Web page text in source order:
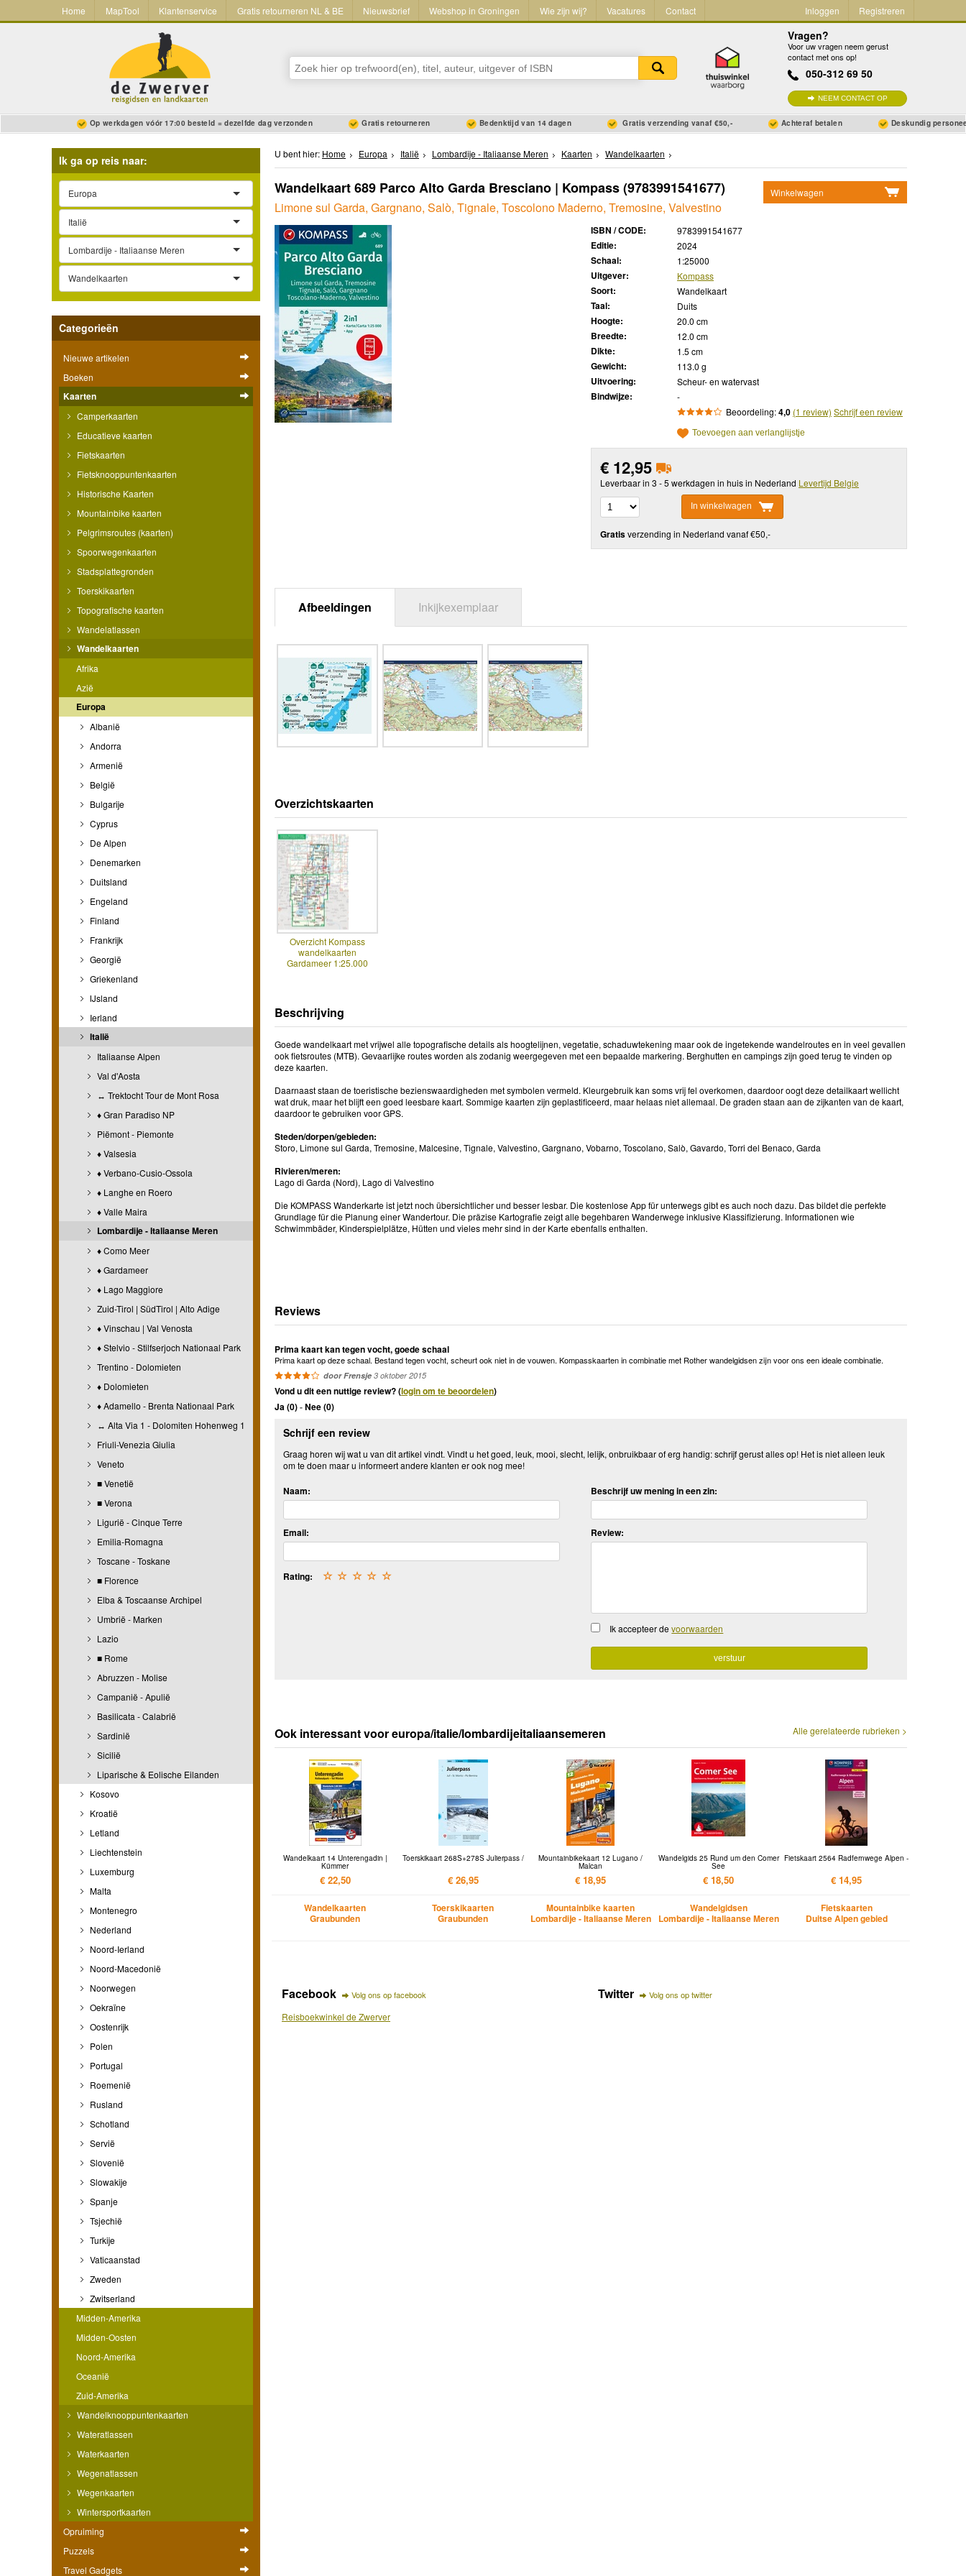
Home MapTool Klantenservice Gratis retourneren NL & BE Nieuwsbrief Webshop in Groningen Wie zijn wij? Vacatures Contact Inloggen Registreren
Vragen?
Voor uw vragen neem gerust
contact met ons op!
050-312 69 50
NEEM CONTACT OP
Op werkdagen vóór 17:00 besteld = dezelfde dag verzonden Gratis retourneren Bedenktijd van 14 dagen Gratis verzending vanaf €50,- Achteraf betalen Deskundig
Ik ga op reis naar:
Europa
Italië
Lombardije - Italiaanse Meren
Wandelkaarten
Categorieën
Nieuwe artikelen
Boeken
Kaarten
Camperkaarten
Educatieve kaarten
Fietskaarten
Fietsknooppuntenkaarten
Historische Kaarten
Mountainbike kaarten
Pelgrimsroutes (kaarten)
Spoorwegenkaarten
Stadsplattegronden
Toerskikaarten
Topografische kaarten
Wandelatlassen
Wandelkaarten
Afrika
Azië
Europa
Albanië
Andorra
Armenië
België
Bulgarije
Cyprus
De Alpen
Denemarken
Duitsland
Engeland
Finland
Frankrijk
Georgië
Griekenland
IJsland
Ierland
Italië
Italiaanse Alpen
Val d'Aosta
↔ Trektocht Tour de Mont Rosa
♦ Gran Paradiso NP
Piëmont - Piemonte
♦ Valsesia
♦ Verbano-Cusio-Ossola
♦ Langhe en Roero
♦ Valle Maira
Lombardije - Italiaanse Meren
♦ Como Meer
♦ Gardameer
♦ Lago Maggiore
Zuid-Tirol | SüdTirol | Alto Adige
♦ Vinschau | Val Venosta
♦ Stelvio - Stilfserjoch Nationaal Park
Trentino - Dolomieten
♦ Dolomieten
♦ Adamello - Brenta Nationaal Park
↔ Alta Via 1 - Dolomiten Hohenweg 1
Friuli-Venezia Giulia
Veneto
■ Venetië
■ Verona
Ligurië - Cinque Terre
Emilia-Romagna
Toscane - Toskane
■ Florence
Elba & Toscaanse Archipel
Umbrië - Marken
Lazio
■ Rome
Abruzzen - Molise
Campanië - Apulië
Basilicata - Calabrië
Sardinië
Sicilië
Liparische & Eolische Eilanden
Kosovo
Kroatië
Letland
Liechtenstein
Luxemburg
Malta
Montenegro
Nederland
Noord-Ierland
Noord-Macedonië
Noorwegen
Oekraïne
Oostenrijk
Polen
Portugal
Roemenië
Rusland
Schotland
Servië
Slovenië
Slowakije
Spanje
Tsjechië
Turkije
Vaticaanstad
Zweden
Zwitserland
Midden-Amerika
Midden-Oosten
Noord-Amerika
Oceanië
Zuid-Amerika
Wandelknooppuntenkaarten
Wateratlassen
Waterkaarten
Wegenatlassen
Wegenkaarten
Wintersportkaarten
Opruiming
Puzzels
Travel Gadgets
U bent hier: Home Europa Italië Lombardije - Italiaanse Meren Kaarten Wandelkaarten
Winkelwagen
Wandelkaart 689 Parco Alto Garda Bresciano | Kompass(9783991541677)
Limone sul Garda, Gargnano, Salò, Tignale, Toscolono Maderno, Tremosine, Valvestino
ISBN / CODE: 9783991541677
Editie: 2024
Schaal: 1:25000
Uitgever: Kompass
Soort: Wandelkaart
Taal: Duits
Hoogte: 20.0 cm
Breedte: 12.0 cm
Dikte: 1.5 cm
Gewicht: 113.0 g
Uitvoering: Scheur- en watervast
Bindwijze:
-
Beoordeling:4,0 (1 review) Schrijf een review
Toevoegen aan verlanglijstje
€ 12,95
Leverbaar in 3 - 5 werkdagen in huis in Nederland Levertijd Belgie
In winkelwagen
Gratisverzending in Nederland vanaf €50,-
Afbeeldingen Inkijkexemplaar
Overzichtskaarten
Overzicht Kompass
wandelkaarten
Gardameer 1:25.000
Beschrijving
Goede wandelkaart met vrijwel alle topografische details als hoogtelijnen, vegetatie, schaduwtekening maar ook de ingetekende wandelroutes en in veel gevallen
ook fietsroutes (MTB). Gevaarlijke routes worden als zodanig weergegeven met een bepaalde markering. Berghutten en campings zijn goed terug te vinden op
deze kaarten.
Daarnaast staan de toeristische bezienswaardigheden met symbolen vermeld. Kleurgebruik kan soms vrij fel overkomen, daardoor oogt deze detailkaart wellicht
wat druk, maar het blijft een goed leesbare kaart. Sommige kaarten zijn geplastificeerd, maar helaas niet allemaal. De graden staan aan de zijkanten van de kaart,
daardoor te gebruiken voor GPS.
Steden/dorpen/gebieden:
Storo, Limone sul Garda, Tremosine, Malcesine, Tignale, Valvestino, Gargnano, Vobarno, Toscolano, Salò, Gavardo, Torri del Benaco, Garda
Rivieren/meren:
Lago di Garda (Nord), Lago di Valvestino
Die KOMPASS Wanderkarte ist jetzt noch übersichtlicher und besser lesbar. Die kostenlose App für unterwegs gibt es auch noch dazu. Das bildet die perfekte
Grundlage für die Planung einer Wandertour. Die präzise Kartografie zeigt alle begehbaren Wanderwege inklusive Klassifizierung. Informationen wie
Schwimmbäder, Kinderspielplätze, Hütten und vieles mehr sind in der Karte ebenfalls enthalten.
Reviews
Prima kaart kan tegen vocht, goede schaal
Prima kaart op deze schaal. Bestand tegen vocht, scheurt ook niet in de vouwen. Kompasskaarten in combinatie met Rother wandelgidsen zijn voor ons een ideale combinatie.
door Frensje 3 oktober 2015
Vond u dit een nuttige review? (login om te beoordelen)
Ja (0)-Nee (0)
Schrijf een review
Graag horen wij wat u van dit artikel vindt. Vindt u het goed, leuk, mooi, slecht, lelijk, onbruikbaar of erg handig: schrijf gerust alles op! Het is niet alleen leuk
om te doen maar u informeert andere klanten er ook nog mee!
Naam:
Email:
Rating: ☆
☆
☆
☆
☆
Beschrijf uw mening in een zin:
Review:
Ik accepteer devoorwaarden
Alle gerelateerde rubrieken >
Ook interessant voor europa/italie/lombardijeitaliaansemeren
Wandelkaart 14 Unterengadin |
Kümmer
€ 22,50
Wandelkaarten
Graubunden
Toerskikaart 268S+278S Julierpass /
€ 26,95
Toerskikaarten
Graubunden
Mountainbikekaart 12 Lugano /
Malcan
€ 18,95
Mountainbike kaarten
Lombardije - Italiaanse Meren
Wandelgids 25 Rund um den Comer
See
€ 18,50
Wandelgidsen
Lombardije - Italiaanse Meren
Fietskaart 2564 Radfernwege Alpen -
€ 14,95
Fietskaarten
Duitse Alpen gebied
Facebook Volg ons op facebook
Reisboekwinkel de Zwerver
Twitter Volg ons op twitter